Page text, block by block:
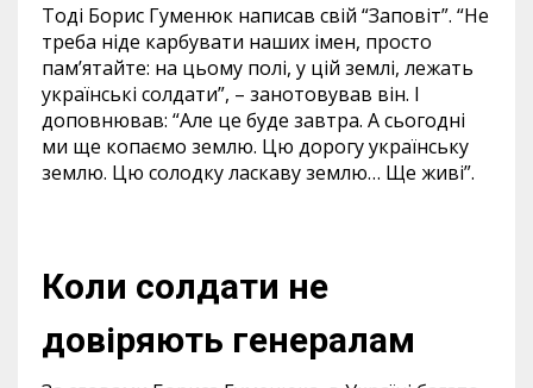
Тоді Борис Гуменюк написав свій “Заповіт”. “Не
треба ніде карбувати наших імен, просто
пам’ятайте: на цьому полі, у цій землі, лежать
українські солдати”, – занотовував він. І
доповнював: “Але це буде завтра. А сьогодні
ми ще копаємо землю. Цю дорогу українську
землю. Цю солодку ласкаву землю… Ще живі”.
Коли солдати не
довіряють генералам